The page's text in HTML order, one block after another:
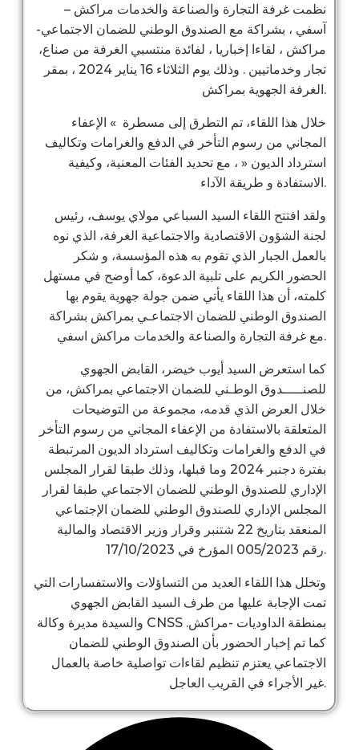
نظمت غرفة التجارة والصناعة والخدمات مراكش –
آسفي ، بشراكة مع الصندوق الوطني للضمان الاجتماعي-
مراكش ، لقاءا إخباريا ، لفائدة منتسبي الغرفة من صناع،
تجار وخدماتيين . وذلك يوم الثلاثاء 16 يناير 2024 ، بمقر
الغرفة الجهوية بمراكش.
خلال هذا اللقاء، تم التطرق إلى مسطرة » الإعفاء
المجاني من رسوم التأخر في الدفع والغرامات وتكاليف
استرداد الديون « ، مع تحديد الفئات المعنية، وكيفية
الاستفادة و طريقة الآداء.
ولقد افتتح اللقاء السيد السباعي مولاي يوسف، رئيس
لجنة الشؤون الاقتصادية والاجتماعية الغرفة، الذي نوه
بالعمل الجبار الذي تقوم به هذه المؤسسة، و شكر
الحضور الكريم على تلبية الدعوة، كما أوضح في مستهل
كلمته، أن هذا اللقاء يأتي ضمن جولة جهوية يقوم بها
الصندوق الوطني للضمان الاجتماعـي بمراكش بشراكة
مع غرفة التجارة والصناعة والخدمات مراكش اسفي.
كما استعرض السيد أيوب خيضر، القابض الجهوي
للصنـــــدوق الوطـني للضمان الاجتماعي بمراكش، من
خلال العرض الذي قدمه، مجموعة من التوضيحات
المتعلقة بالاستفادة من الإعفاء المجاني من رسوم التأخر
في الدفع والغرامات وتكاليف استرداد الديون المرتبطة
بفترة دجنبر 2024 وما قبلها، وذلك طبقا لقرار المجلس
الإداري للصندوق الوطني للضمان الاجتماعي طبقا لقرار
المجلس الإداري للصندوق الوطني للضمان الإجتماعي
المنعقد بتاريخ 22 شتنبر وقرار وزير الاقتصاد والمالية
رقم 005/2023 المؤرخ في 17/10/2023.
وتخلل هذا اللقاء العديد من التساؤلات والاستفسارات التي
تمت الإجابة عليها من طرف السيد القابض الجهوي
والسيدة مديرة وكالة CNSS بمنطقة الداوديات -مراكش.
كما تم إخبار الحضور بأن الصندوق الوطني للضمان
الاجتماعي يعتزم تنظيم لقاءات تواصلية خاصة بالعمال
غير الأجراء في القريب العاجل.